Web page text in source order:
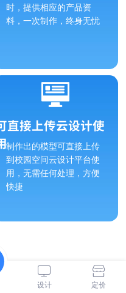
时，提供相应的产品资
料，一次制作，终身无忧
制作出的模型可直接上传
到校园空间云设计平台使
用，无需任何处理，方便
快捷
直接上传云设计使
系到最终效果
设计 定价